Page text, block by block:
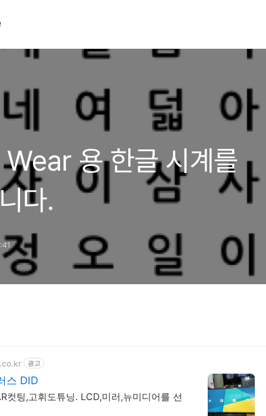
용 한글 시계를
다.
광고
스 DID
컷팅,고휘도튜닝. LCD,미러,뉴미디어를 선